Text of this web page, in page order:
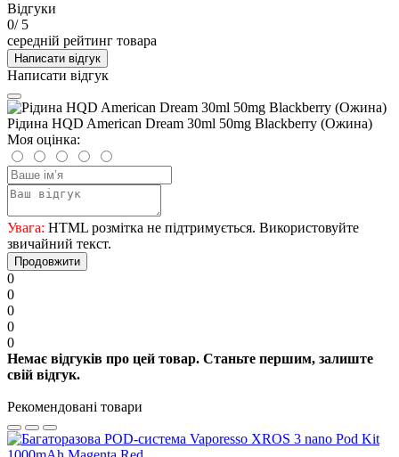
Відгуки
0/ 5
середній рейтинг товара
Написати відгук
Написати відгук
Рідина HQD American Dream 30ml 50mg Blackberry (Ожина)
Моя оцінка:
Увага: HTML розмітка не підтримується. Використовуйте
звичайний текст.
Продовжити
0
0
0
0
0
Немає відгуків про цей товар. Станьте першим, залиште
свій відгук.
Рекомендовані товари